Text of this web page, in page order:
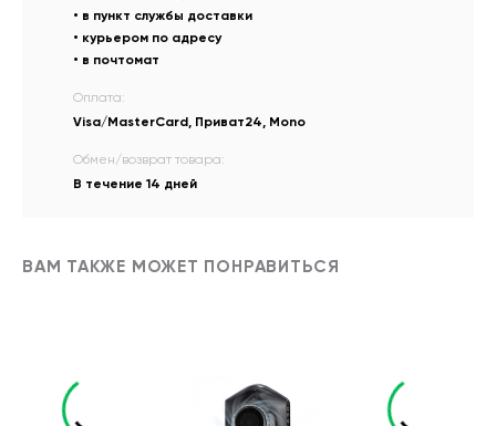
• в пункт службы доставки
• курьером по адресу
• в почтомат
Оплата:
Visa/MasterCard, Приват24, Mono
Обмен/возврат товара:
В течение 14 дней
ВАМ ТАКЖЕ МОЖЕТ ПОНРАВИТЬСЯ